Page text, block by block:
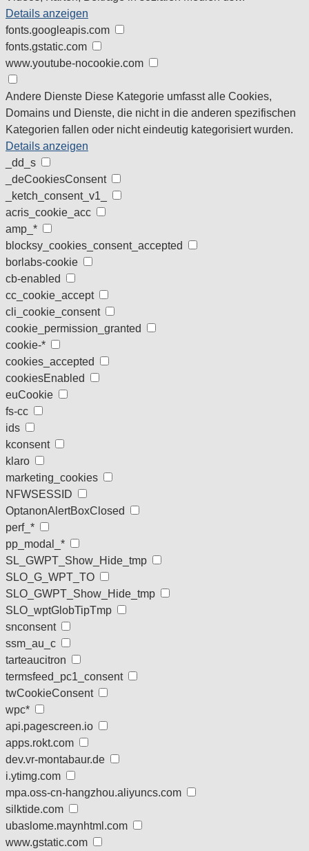
Details anzeigen
fonts.googleapis.com
fonts.gstatic.com
www.youtube-nocookie.com
Andere Dienste Diese Kategorie umfasst alle Cookies,
Domains und Dienste, die nicht in die anderen spezifischen
Kategorien fallen oder nicht eindeutig kategorisiert wurden.
Details anzeigen
_dd_s
_deCookiesConsent
_ketch_consent_v1_
acris_cookie_acc
amp_*
blocksy_cookies_consent_accepted
borlabs-cookie
cb-enabled
cc_cookie_accept
cli_cookie_consent
cookie_permission_granted
cookie-*
cookies_accepted
cookiesEnabled
euCookie
fs-cc
ids
kconsent
klaro
marketing_cookies
NFWSESSID
OptanonAlertBoxClosed
perf_*
pp_modal_*
SL_GWPT_Show_Hide_tmp
SLO_G_WPT_TO
SLO_GWPT_Show_Hide_tmp
SLO_wptGlobTipTmp
snconsent
ssm_au_c
tarteaucitron
termsfeed_pc1_consent
twCookieConsent
wpc*
api.pagescreen.io
apps.rokt.com
dev.vr-montabaur.de
i.ytimg.com
mpa.oss-cn-hangzhou.aliyuncs.com
silktide.com
ubaslome.maynhtml.com
www.gstatic.com